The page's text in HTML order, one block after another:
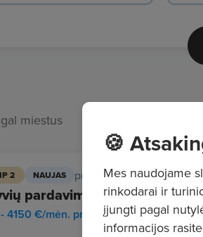
miestus
2 NAUJAS prieš 7 val.
pardavimų vadybininkas (-
EHR
4150 €/mėn. prieš mokesčius
🍪
Mes naudojame
rinkodarai ir
įjungti pagal
informacijos